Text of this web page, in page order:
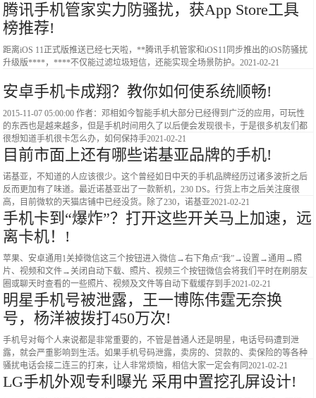
腾讯手机管家实力防骚扰，获App Store工具
榜推荐!
距离iOS 11正式版推送已经七天啦，**腾讯手机管家和iOS11同步推出的iOS防骚扰
升级版****，****不仅能过滤垃圾短信，还能实现全场景防护。2021-02-21
安卓手机卡成翔？教你如何使系统顺畅!
2015-11-07 05:00:00 作者：邓相如今智能手机大部分已经得到广泛的应用，可玩性
的东西也是越来越多，但是手机时间用久了以后便会发现很卡，于是很多机友们都
很想知道手机很卡怎么办，如何保持手2021-02-21
目前市面上还有哪些诺基亚品牌的手机!
诺基亚，不知道的人应该很少。这个曾经如日中天的手机品牌经历过诸多波折之后
反而更加有了味道。最近诺基亚出了一款新机，230 DS。行货上市之后关注度很
高，目前微软的天猫店铺中已经没货。除了230，诺基亚2021-02-21
手机卡到“爆炸”？打开这些开关马上加速，远
离卡机！!
苹果、安卓通用1关掉微信这三个按钮进入微信→右下角点“我”→设置→通用→照
片、视频和文件→关闭自动下载、照片、视频三个按钮微信会将我们平时在刷朋友
圈或聊天时查看的一些照片、视频及文件等自动下载缓存到手2021-02-21
明星手机号被泄露，王一博陈伟霆无奈换
号，杨洋被拨打450万次!
手机号对每个人来说都是非常重要的，不管是普通人还是明星，电话号码遭到泄
露，就会严重影响到生活。如果手机号码泄露，卖房的、贷款的、卖保险的等各种
骚扰电话会接二连三的打来，让人非常烦恼，相信大家一定会有同2021-02-21
LG手机外观专利曝光 采用中置挖孔屏设计!